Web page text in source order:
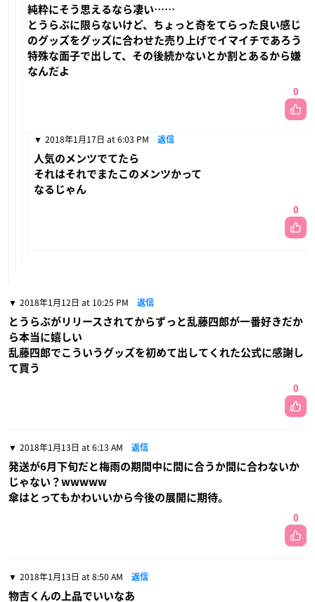
純粋にそう思えるなら凄い……
とうらぶに限らないけど、ちょっと奇をてらった良い感じ
のグッズをグッズに合わせた売り上げでイマイチであろう
特殊な面子で出して、その後続かないとか割とあるから嫌
なんだよ
0
2018年1月17日 at 6:03 PM 返信
人気のメンツでてたら
それはそれでまたこのメンツかって
なるじゃん
0
2018年1月12日 at 10:25 PM 返信
とうらぶがリリースされてからずっと乱藤四郎が一番好きだか
ら本当に嬉しい
乱藤四郎でこういうグッズを初めて出してくれた公式に感謝し
て買う
0
2018年1月13日 at 6:13 AM 返信
発送が6月下旬だと梅雨の期間中に間に合うか間に合わないか
じゃない？wwwww
傘はとってもかわいいから今後の展開に期待。
0
2018年1月13日 at 8:50 AM 返信
物吉くんの上品でいいなあ